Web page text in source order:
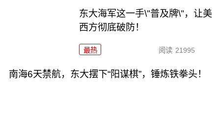
东大海军这一手\"普及牌\"，让美
西方彻底破防！
最热 阅读 21995
南海6天禁航，东大摆下“阳谋棋”，锤炼铁拳头！